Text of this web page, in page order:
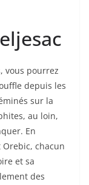
vous pourrez
depuis les
sur la
au loin,
En
chacun
et sa
des